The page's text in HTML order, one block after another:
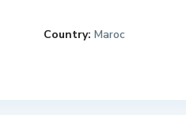
Country: Maroc